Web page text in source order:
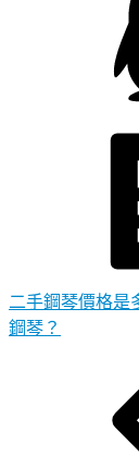
二手鋼琴價格是
鋼琴？